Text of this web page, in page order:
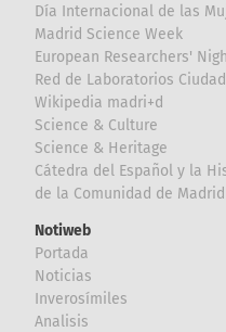
Día Internacional de las
Madrid Science Week
European Researchers'
Red de Laboratorios
Wikipedia madri+d
Science & Culture
Science & Heritage
Cátedra del Español y la
de la Comunidad de Madrid
Notiweb
Portada
Noticias
Inverosímiles
Analisis